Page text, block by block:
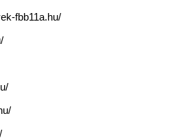
fbb11a.hu/